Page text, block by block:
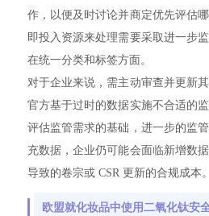
作，以便及时讨论并商定优先评估
即投入资源来处理需要采取进一步
在统一分类和标签方面。
对于企业来说，需主动审查并更新
官方基于过时的数据实施不合适的
评估监管需求的基础，进一步的监
充数据，企业仍可能会面临新增数
导致的卷宗或 CSR 更新的合规成本。
欧盟就化妆品中使用二氧化钛安